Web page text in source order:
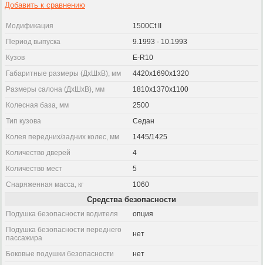
Добавить к сравнению
Модификация
1500Ct II
Период выпуска
9.1993 - 10.1993
Кузов
E-R10
Габаритные размеры (ДхШхВ), мм
4420x1690x1320
Размеры салона (ДхШхВ), мм
1810x1370x1100
Колесная база, мм
2500
Тип кузова
Седан
Колея передних/задних колес, мм
1445/1425
Количество дверей
4
Количество мест
5
Снаряженная масса, кг
1060
Средства безопасности
Подушка безопасности водителя
опция
Подушка безопасности переднего
пассажира
нет
Боковые подушки безопасности
нет